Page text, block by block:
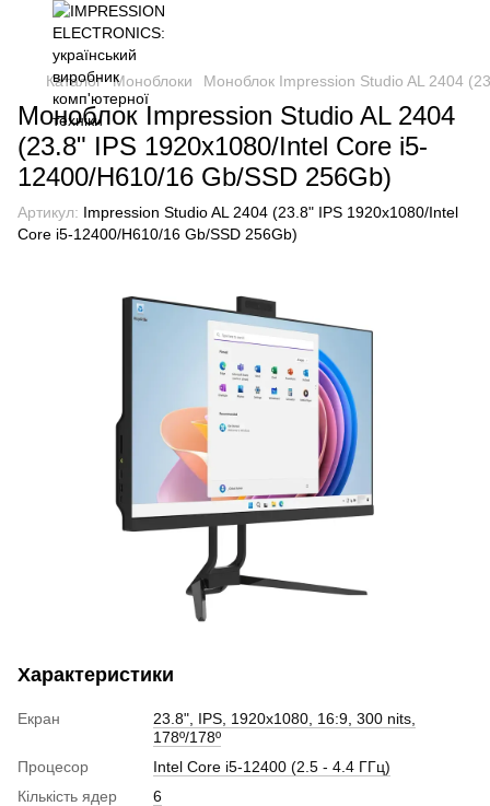
Каталог Моноблоки Моноблок Impression Studio AL 2404
Моноблок Impression Studio AL 2404
(23.8" IPS 1920x1080/Intel Core i5-
12400/H610/16 Gb/SSD 256Gb)
Артикул: Impression Studio AL 2404 (23.8" IPS 1920x1080/Intel
Core i5-12400/H610/16 Gb/SSD 256Gb)
Характеристики
Екран
23.8", IPS, 1920x1080, 16:9, 300 nits,
178º/178º
Процесор
Intel Core i5-12400 (2.5 - 4.4 ГГц)
Кількість ядер
6